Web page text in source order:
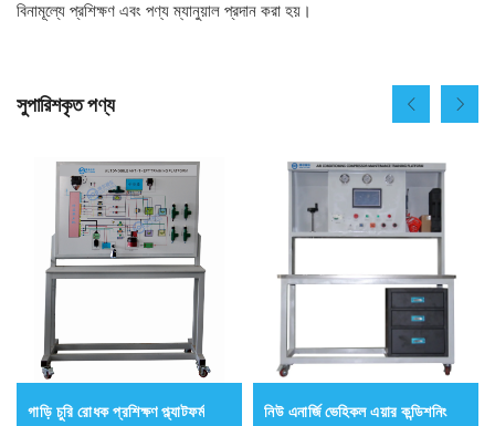
বিনামূল্যে প্রশিক্ষণ এবং পণ্য ম্যানুয়াল প্রদান করা হয়।
সুপারিশকৃত পণ্য
গাড়ি চুরি রোধক প্রশিক্ষণ প্ল্যাটফর্ম
নিউ এনার্জি ভেহিকল এয়ার কন্ডিশনিং